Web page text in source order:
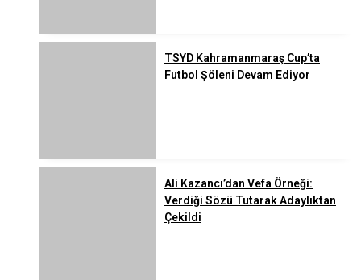
TSYD Kahramanmaraş Cup’ta
Futbol Şöleni Devam Ediyor
Ali Kazancı’dan Vefa Örneği:
Verdiği Sözü Tutarak Adaylıktan
Çekildi